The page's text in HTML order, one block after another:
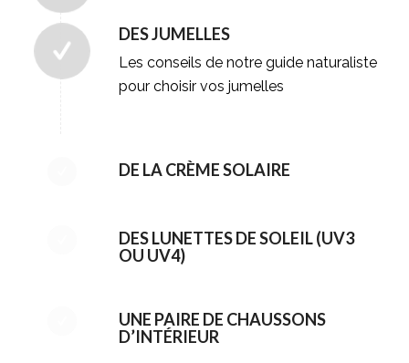
DES JUMELLES
Les conseils de notre guide naturaliste
pour choisir vos jumelles
DE LA CRÈME SOLAIRE
DES LUNETTES DE SOLEIL (UV3
OU UV4)
UNE PAIRE DE CHAUSSONS
D’INTÉRIEUR